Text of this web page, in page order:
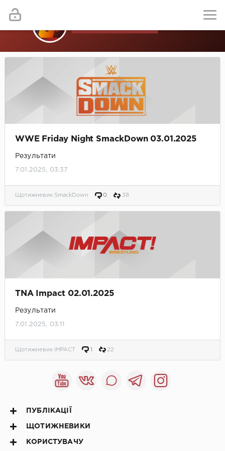
WWE Friday Night SmackDown 03.01.2025
Результати
7.01.2025, 03:37
Щотижневик SmackDown 0 38
TNA Impact 02.01.2025
Результати
7.01.2025, 03:11
Щотижневик IMPACT 1 22
ПУБЛІКАЦІЇ
ЩОТИЖНЕВИКИ
КОРИСТУВАЧУ